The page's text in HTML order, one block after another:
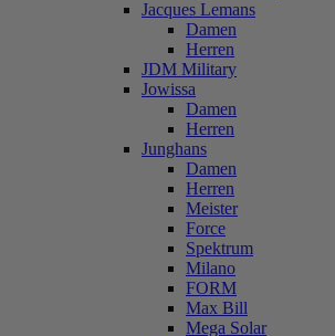
Jacques Lemans
Damen
Herren
JDM Military
Jowissa
Damen
Herren
Junghans
Damen
Herren
Meister
Force
Spektrum
Milano
FORM
Max Bill
Mega Solar